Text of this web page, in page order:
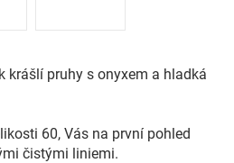
krášlí pruhy s onyxem a hladká
60, Vás na první pohled
čistými liniemi.